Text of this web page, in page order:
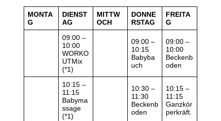
MONTA
G
DIENST
AG
MITTW
OCH
DONNE
RSTAG
FREITA
G
09:00 –
10:00
WORKO
UTMix
(*1)
09:00 –
10:15
Babyba
uch
09:00 –
10:00
Beckenb
oden
10:15 –
11:15
Babyma
ssage
(*1)
10:30 –
11:30
Beckenb
oden
10:15 –
11:15
Ganzkör
perkräft.